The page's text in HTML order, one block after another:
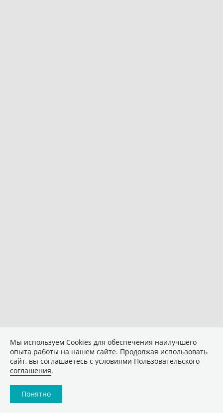
Мы используем Сookies для обеспечения наилучшего
опыта работы на нашем сайте. Продолжая использовать
сайт, вы соглашаетесь с условиями Пользовательского
соглашения.
Понятно